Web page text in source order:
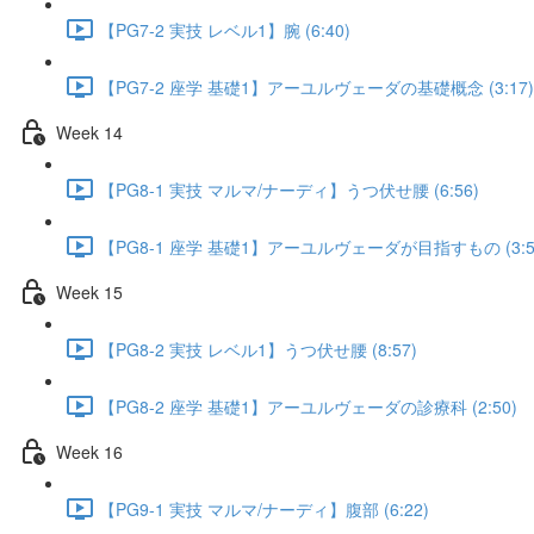
【PG7-2 実技 レベル1】腕 (6:40)
【PG7-2 座学 基礎1】アーユルヴェーダの基礎概念 (3:17)
Week 14
【PG8-1 実技 マルマ/ナーディ】うつ伏せ腰 (6:56)
【PG8-1 座学 基礎1】アーユルヴェーダが目指すもの
Week 15
【PG8-2 実技 レベル1】うつ伏せ腰 (8:57)
【PG8-2 座学 基礎1】アーユルヴェーダの診療科 (2:50)
Week 16
【PG9-1 実技 マルマ/ナーディ】腹部 (6:22)